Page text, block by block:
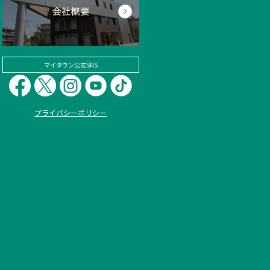
マイタウン公式SNS
プライバシーポリシー